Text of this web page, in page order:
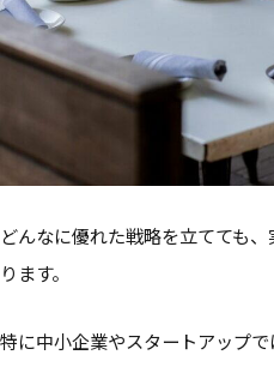
どんなに優れた戦略を立てても
ります。
特に中小企業やスタートアップ